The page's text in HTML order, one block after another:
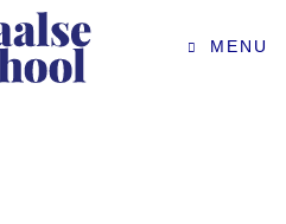
MENU